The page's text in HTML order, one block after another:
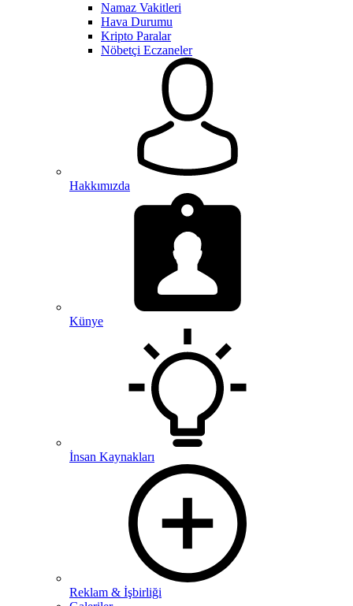
Namaz Vakitleri
Hava Durumu
Kripto Paralar
Nöbetçi Eczaneler
Hakkımızda
Künye
İnsan Kaynakları
Reklam & İşbirliği